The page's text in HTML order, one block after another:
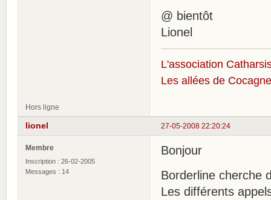
@ bientôt
Lionel
L'association
Les allées de
Hors ligne
27-05-2008 22:20:24
lionel
Membre
Inscription : 26-02-2005
Messages : 14
Bonjour
Borderline cherche
Les différents